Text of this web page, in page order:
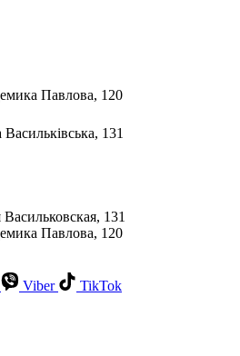
Павлова, 120
131
131
Павлова, 120
Viber TikTok